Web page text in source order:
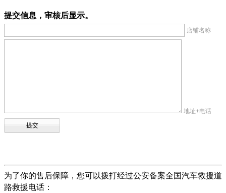
提交信息，审核后显示。
店铺名称
地址+电话
为了你的售后保障，您可以拨打经过公安备案全国汽车救援道
路救援电话：